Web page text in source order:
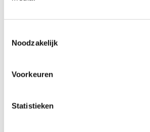
Noodzakelijk
Voorkeuren
Statistieken